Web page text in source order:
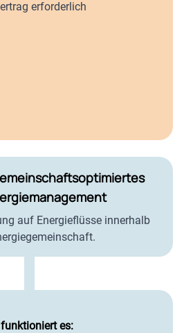
erforderlich
auf Energieflüsse innerhalb
es: